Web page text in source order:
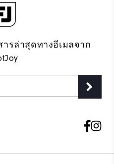
รล่าสุดทางอีเมลจาก